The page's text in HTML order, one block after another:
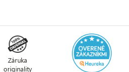
Záruka
originality